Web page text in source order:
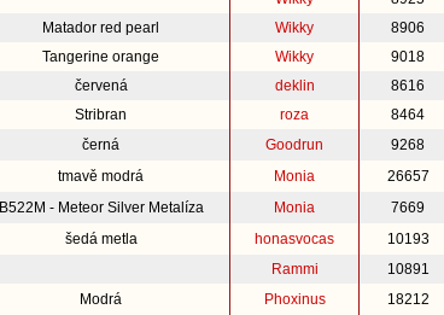
Matador red pearl Wikky 8906
Tangerine orange Wikky 9018
červená deklin 8616
Stribran roza 8464
černá Goodrun 9268
tmavě modrá Monia 26657
B522M - Meteor Silver Metalíza Monia 7669
šedá metla honasvocas 10193
Rammi 10891
Modrá Phoxinus 18212